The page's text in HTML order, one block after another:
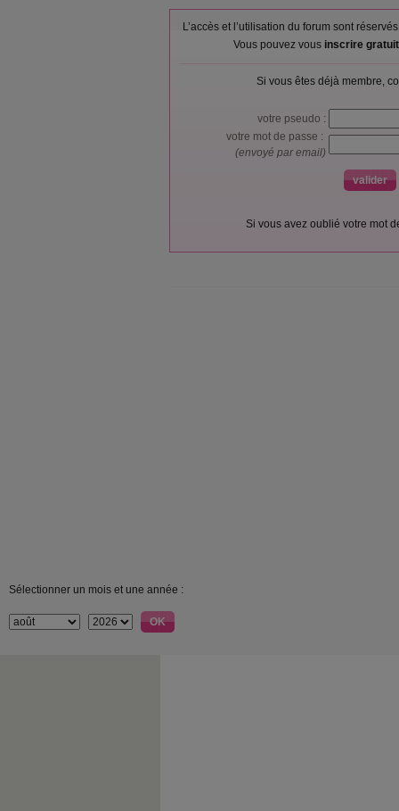
L’accès et l’utilisation du forum sont
Vous pouvez vous inscrire
Si vous êtes déjà membre,
votre pseudo :
votre mot de passe :
(envoyé par email)
Si vous avez oublié votre mot
Sélectionner un mois et une année :